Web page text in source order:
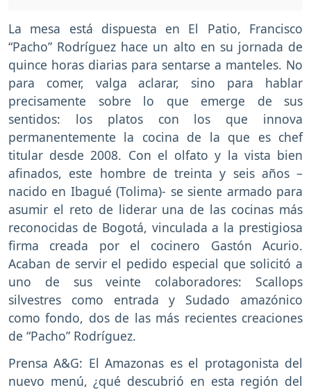
La mesa está dispuesta en El Patio, Francisco
“Pacho” Rodríguez hace un alto en su jornada de
quince horas diarias para sentarse a manteles. No
para comer, valga aclarar, sino para hablar
precisamente sobre lo que emerge de sus
sentidos: los platos con los que innova
permanentemente la cocina de la que es chef
titular desde 2008. Con el olfato y la vista bien
afinados, este hombre de treinta y seis años –
nacido en Ibagué (Tolima)- se siente armado para
asumir el reto de liderar una de las cocinas más
reconocidas de Bogotá, vinculada a la prestigiosa
firma creada por el cocinero Gastón Acurio.
Acaban de servir el pedido especial que solicitó a
uno de sus veinte colaboradores: Scallops
silvestres como entrada y Sudado amazónico
como fondo, dos de las más recientes creaciones
de “Pacho” Rodríguez.
Prensa A&G: El Amazonas es el protagonista del
nuevo menú, ¿qué descubrió en esta región del